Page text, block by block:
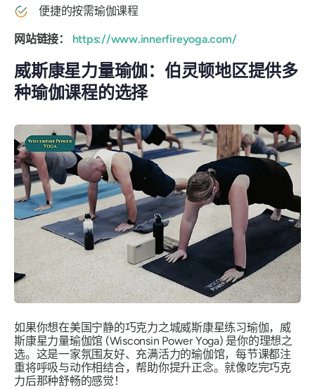
便捷的按需瑜伽课程
网站链接： https://www.innerfireyoga.com/
威斯康星力量瑜伽：伯灵顿地区提供多
种瑜伽课程的选择
如果你想在美国宁静的巧克力之城威斯康星练习瑜伽，威
斯康星力量瑜伽馆 (Wisconsin Power Yoga) 是你的理想之
选。这是一家氛围友好、充满活力的瑜伽馆，每节课都注
重将呼吸与动作相结合，帮助你提升正念。就像吃完巧克
力后那种舒畅的感觉！